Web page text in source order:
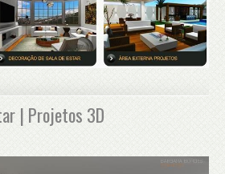
| Projetos 3D